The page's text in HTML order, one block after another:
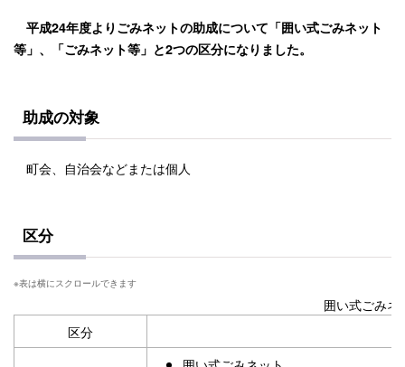
平成24年度よりごみネットの助成について「囲い式ごみネット
等」、「ごみネット等」と2つの区分になりました。
助成の対象
町会、自治会などまたは個人
区分
囲い式ごみネ
区分